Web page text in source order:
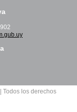
Todos los derechos